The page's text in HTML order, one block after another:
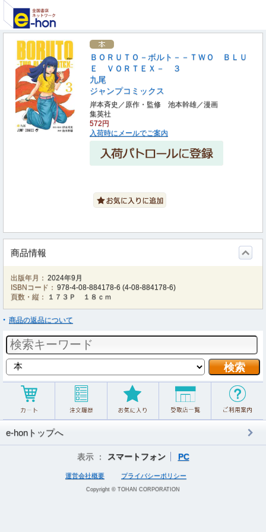
ＢＯＲＵＴＯ－ボルト－－ＴＷＯ ＢＬＵ
Ｅ ＶＯＲＴＥＸ－ ３
九尾
ジャンプコミックス
岸本斉史／原作・監修 池本幹雄／漫画
集英社
572円
入荷時にメールでご案内
商品情報
出版年月： 2024年9月
ISBNコード： 978-4-08-884178-6 (4-08-884178-6)
頁数・縦：
１７３Ｐ １８ｃｍ
商品の返品について
e-honトップへ
表示 ： スマートフォン PC
運営会社概要 プライバシーポリシー
Copyright © TOHAN CORPORATION